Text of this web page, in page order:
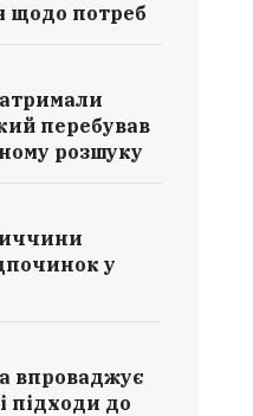
щодо потреб
перебував
розшуку
у
впроваджує
підходи до